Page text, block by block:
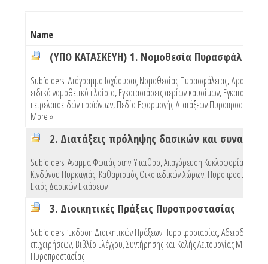
Name
(ΥΠΟ ΚΑΤΑΣΚΕΥΗ) 1. Νομοθεσία Πυρασφάλειας
Subfolders: Διάγραμμα Ισχύουσας Νομοθεσίας Πυρασφάλειας,
ειδικό νομοθετικό πλαίσιο,Εγκαταστάσεις αερίων καυσίμων,Εγκαταστάσεις
πετρελαιοειδών προϊόντων,Πεδίο Εφαρμογής Διατάξεων Πυροπροστασίας
More »
Subfolders:Άναμμα Φωτιάς στην Ύπαιθρο,Απαγόρευση Κυκλοφορίας Λόγω
Κινδύνου Πυρκαγιάς,Καθαρισμός Οικοπεδικών Χώρων,Πυροπροστασία
Εκτός Δασικών Εκτάσεων
3. Διοικητικές Πράξεις Πυροπροστασίας
Subfolders:Έκδοση Διοικητικών Πράξεων Πυροπροστασίας,Αδειοδότηση
επιχειρήσεων,Βιβλίο Ελέγχου, Συντήρησης και Καλής Λειτουργίας Μέσων
Πυροπροστασίας